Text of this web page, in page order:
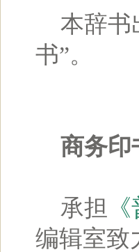
本辞书
书”。
商务印
承担
编辑室致